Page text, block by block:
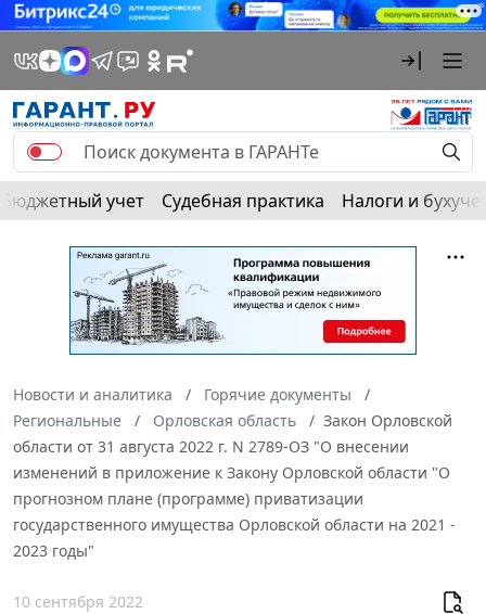
Бюджетный учет Судебная практика Налоги и
Новости и аналитика
Горячие документы
Региональные
Орловская область
Закон Орловской
области от 31 августа 2022 г. N 2789-ОЗ "О внесении
изменений в приложение к Закону Орловской области "О
прогнозном плане (программе) приватизации
государственного имущества Орловской области на 2021 -
2023 годы"
10 сентября 2022